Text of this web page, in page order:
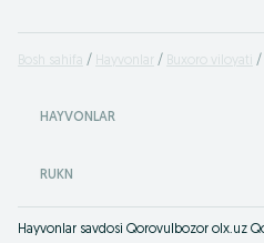
Bosh sahifa Hayvonlar Buxoro viloyati
HAYVONLAR
RUKN